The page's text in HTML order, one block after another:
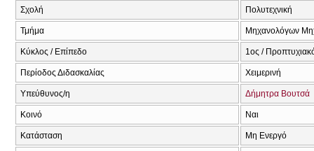
Σχολή Πολυτεχνική
Τμήμα Μηχανολόγων
Κύκλος / Επίπεδο 1ος /
Περίοδος Διδασκαλίας Χειμερινή
Υπεύθυνος/η Δήμητρα Βουτσά
Κοινό Ναι
Κατάσταση Μη Ενεργό